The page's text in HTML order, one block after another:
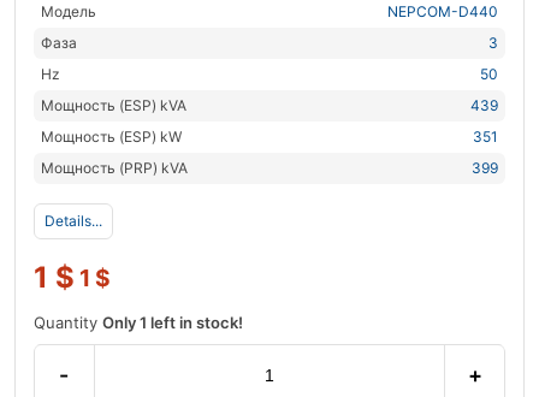
Модель
NEPCOM-D440
Фаза
3
Hz
50
Мощность (ESP) kVA
439
Мощность (ESP) kW
351
Мощность (PRP) kVA
399
Details...
1 $ 1 $
Quantity Only 1 left in stock!
- +